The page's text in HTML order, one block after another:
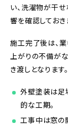
い、洗濯物が干
響を確認しておき
施工完了後は、
上がりの不備が
き渡しとなります
外壁塗装は足
的な工期。
工事中は窓の